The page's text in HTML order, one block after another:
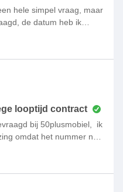
hele simpel vraag, maar
de datum heb ik
ook nog afhankelijk van
deze dag?Gr. Colinda
looptijd contract
bij 50plusmobiel, ik
omdat het nummer nog
ik weet dat het al
de (ouderwetse)
niet verder dan 1,5
al werd afgeschreven